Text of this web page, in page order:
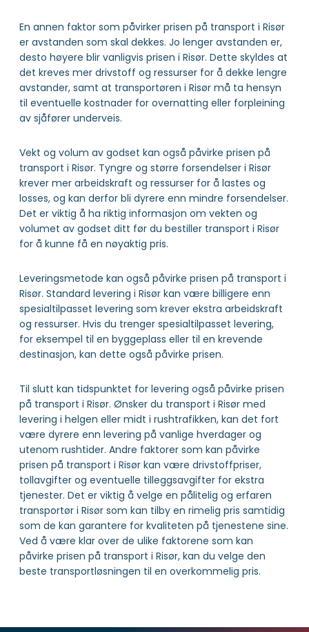
En annen faktor som påvirker prisen på transport i Risør
er avstanden som skal dekkes. Jo lenger avstanden er,
desto høyere blir vanligvis prisen i Risør. Dette skyldes at
det kreves mer drivstoff og ressurser for å dekke lengre
avstander, samt at transportøren i Risør må ta hensyn
til eventuelle kostnader for overnatting eller forpleining
av sjåfører underveis.
Vekt og volum av godset kan også påvirke prisen på
transport i Risør. Tyngre og større forsendelser i Risør
krever mer arbeidskraft og ressurser for å lastes og
losses, og kan derfor bli dyrere enn mindre forsendelser.
Det er viktig å ha riktig informasjon om vekten og
volumet av godset ditt før du bestiller transport i Risør
for å kunne få en nøyaktig pris.
Leveringsmetode kan også påvirke prisen på transport i
Risør. Standard levering i Risør kan være billigere enn
spesialtilpasset levering som krever ekstra arbeidskraft
og ressurser. Hvis du trenger spesialtilpasset levering,
for eksempel til en byggeplass eller til en krevende
destinasjon, kan dette også påvirke prisen.
Til slutt kan tidspunktet for levering også påvirke prisen
på transport i Risør. Ønsker du transport i Risør med
levering i helgen eller midt i rushtrafikken, kan det fort
være dyrere enn levering på vanlige hverdager og
utenom rushtider. Andre faktorer som kan påvirke
prisen på transport i Risør kan være drivstoffpriser,
tollavgifter og eventuelle tilleggsavgifter for ekstra
tjenester. Det er viktig å velge en pålitelig og erfaren
transportør i Risør som kan tilby en rimelig pris samtidig
som de kan garantere for kvaliteten på tjenestene sine.
Ved å være klar over de ulike faktorene som kan
påvirke prisen på transport i Risør, kan du velge den
beste transportløsningen til en overkommelig pris.